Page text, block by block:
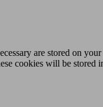
are stored on
cookies will be